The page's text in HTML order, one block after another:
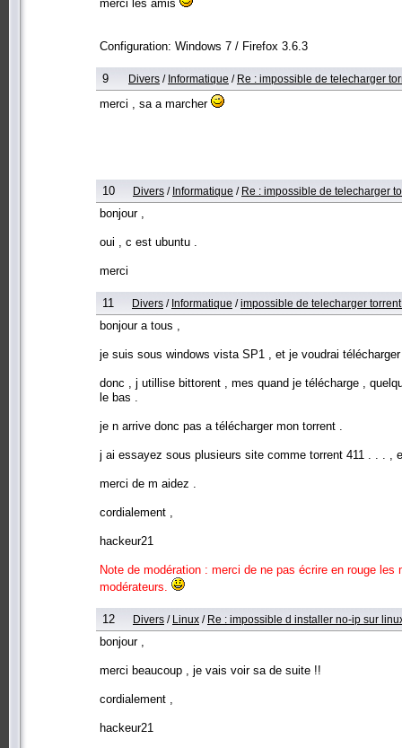
merci les amis
Configuration: Windows 7 / Firefox 3.6.3
9 Divers / Informatique / Re : impossible de telecharger
merci , sa a marcher
10 Divers / Informatique / Re : impossible de telecharger
bonjour ,
oui , c est ubuntu .
merci
11 Divers / Informatique /impossible de telecharger torrent
bonjour a tous ,
je suis sous windows vista SP1 , et je voudrai
donc , j utillise bittorent , mes quand je télécharge ,
le bas .
je n arrive donc pas a télécharger mon torrent .
j ai essayez sous plusieurs site comme torrent 411 . . . ,
merci de m aidez .
cordialement ,
hackeur21
Note de modération : merci de ne pas écrire en rouge
modérateurs.
12 Divers / Linux / Re : impossible d installer no-ip sur
bonjour ,
merci beaucoup , je vais voir sa de suite !!
cordialement ,
hackeur21